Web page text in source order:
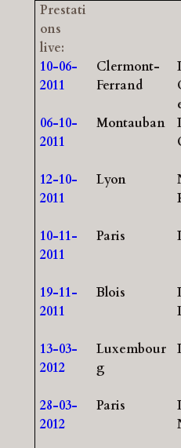
Prestati
ons
live:
10-06-
2011
Clermont-
Ferrand
06-10-
2011
Montauban
12-10-
2011
Lyon
10-11-
2011
Paris
19-11-
2011
Blois
13-03-
2012
Luxembour
g
28-03-
2012
Paris